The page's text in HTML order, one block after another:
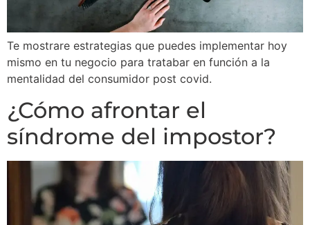
Te mostrare estrategias que puedes implementar hoy
mismo en tu negocio para tratabar en función a la
mentalidad del consumidor post covid.
¿Cómo afrontar el
síndrome del impostor?